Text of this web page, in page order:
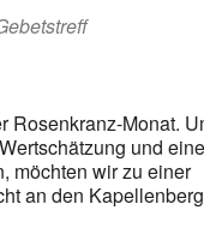
Rosenkranz-Monat.
und
möchten wir zu einer
an den